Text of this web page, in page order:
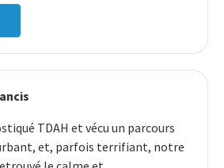
TDAH et vécu un parcours
et, parfois terrifiant, notre